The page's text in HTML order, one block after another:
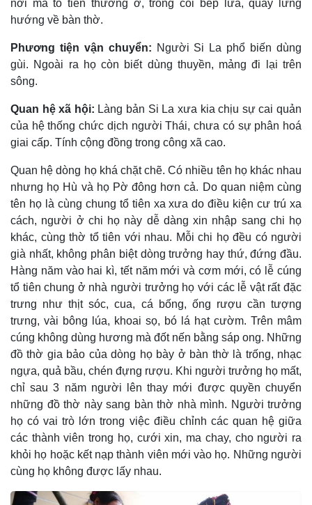
nơi mà tổ tiên thường ở, trông coi bếp lửa, quay lưng
hướng về bàn thờ.
Phương tiện vận chuyển: Người Si La phổ biến dùng
gùi. Ngoài ra họ còn biết dùng thuyền, mảng đi lại trên
sông.
Quan hệ xã hội: Làng bản Si La xưa kia chịu sự cai quản
của hệ thống chức dịch người Thái, chưa có sự phân hoá
giai cấp. Tính cộng đồng trong công xã cao.
Quan hệ dòng họ khá chặt chẽ. Có nhiều tên họ khác nhau
nhưng họ Hù và họ Pờ đông hơn cả. Do quan niệm cùng
tên họ là cùng chung tổ tiên xa xưa do điều kiện cư trú xa
cách, người ở chi họ này dễ dàng xin nhập sang chi họ
khác, cùng thờ tổ tiên với nhau. Mỗi chi họ đều có người
già nhất, không phân biệt dòng trưởng hay thứ, đứng đầu.
Hàng năm vào hai kì, tết năm mới và cơm mới, có lễ cúng
tổ tiên chung ở nhà người trưởng họ với các lễ vật rất đặc
trưng như thịt sóc, cua, cá bống, ống rượu cần tượng
trưng, vài bông lúa, khoai sọ, bó lá hạt cườm. Trên mâm
cúng không dùng hương mà đốt nến bằng sáp ong. Những
đồ thờ gia bảo của dòng họ bày ở bàn thờ là trống, nhạc
ngựa, quả bầu, chén đựng rượu. Khi người trưởng họ mất,
chỉ sau 3 năm người lên thay mới được quyền chuyển
những đồ thờ này sang bàn thờ nhà mình. Người trưởng
họ có vai trò lớn trong việc điều chỉnh các quan hệ giữa
các thành viên trong họ, cưới xin, ma chay, cho người ra
khỏi họ hoặc kết nạp thành viên mới vào họ. Những người
cùng họ không được lấy nhau.